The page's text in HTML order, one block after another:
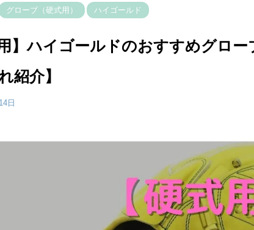
グローブ（硬式用） ハイゴールド
用】ハイゴールドのおすすめグロ
紹介】
日